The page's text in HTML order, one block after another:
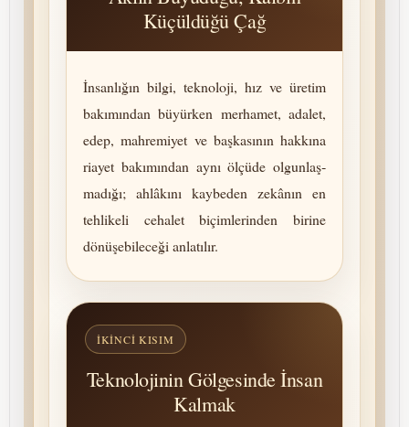
Küçüldüğü Çağ
İnsanlığın bilgi, tek­no­lo­ji, hız ve üretim
bakımından büyürken merhamet, adalet,
edep, mah­re­mi­yet ve başkasının hakkına
riayet bakımından aynı ölçüde ol­gun­laş­
madığı; ahlâkını kaybeden zekânın en
tehlikeli cehalet biçimlerinden birine
dönüşebileceği anlatılır.
İKINCI KISIM
Teknolojinin Gölgesinde İnsan
Kalmak